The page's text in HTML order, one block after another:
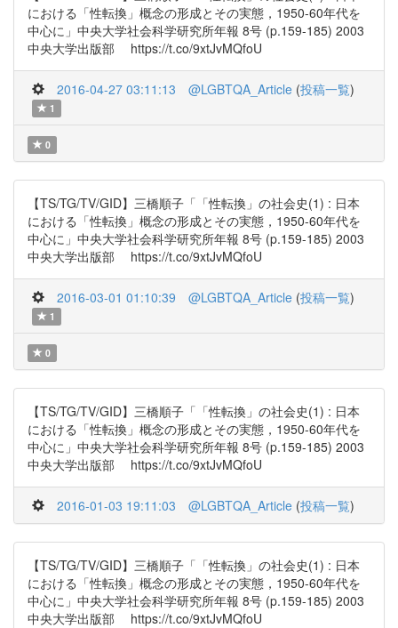
における「性転換」概念の形成とその実態，1950-60年代を
中心に」中央大学社会科学研究所年報 8号 (p.159-185) 2003
中央大学出版部 https://t.co/9xtJvMQfoU
2016-04-27 03:11:13 @LGBTQA_Article (投稿一覧)
1
0
【TS/TG/TV/GID】三橋順子「「性転換」の社会史(1) : 日本
における「性転換」概念の形成とその実態，1950-60年代を
中心に」中央大学社会科学研究所年報 8号 (p.159-185) 2003
中央大学出版部 https://t.co/9xtJvMQfoU
2016-03-01 01:10:39 @LGBTQA_Article (投稿一覧)
1
0
【TS/TG/TV/GID】三橋順子「「性転換」の社会史(1) : 日本
における「性転換」概念の形成とその実態，1950-60年代を
中心に」中央大学社会科学研究所年報 8号 (p.159-185) 2003
中央大学出版部 https://t.co/9xtJvMQfoU
2016-01-03 19:11:03 @LGBTQA_Article (投稿一覧)
【TS/TG/TV/GID】三橋順子「「性転換」の社会史(1) : 日本
における「性転換」概念の形成とその実態，1950-60年代を
中心に」中央大学社会科学研究所年報 8号 (p.159-185) 2003
中央大学出版部 https://t.co/9xtJvMQfoU